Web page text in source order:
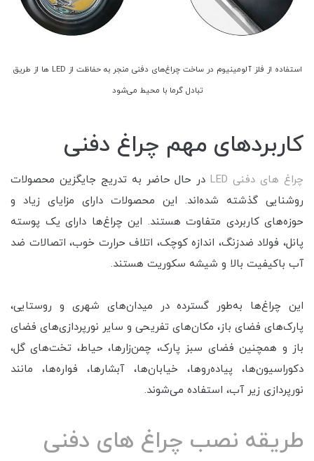
استفاده از فلز آلومینیوم در ساخت چراغ‌های دفنی منجر به حفاظت از LED ها از طریق
تبادل گرما با محیط می‌شود
کاربردهای مهم چراغ دفنی
چراغ های دفنی LED
در حال حاضر به تدریج جایگزین محصولات
روشنایی گذشته شده‌اند. این محصولات دارای مزایای زیاد و
حوزه‌های کاربردی متفاوت هستند. این چراغ‌ها دارای یک پوسته
پانل، فولاد ضدزنگ، اندازه کوچک، اتلاف حرارت خوب، اتصالات ضد
آب باکیفیت بالا و شیشه سکوریت هستند.
این چراغ‌ها به‌طور گسترده در میدان‌های شهری و روستایی،
پارک‌های فضای باز، مکان‌های تفریحی و سایر نورپردازی‌های فضای
باز و همچنین فضای سبز پارک، چمن‌زارها، حیاط، تخت‌های گل،
دکوراسیون‌ها، پیاده‌روها، خیابان‌ها، آبشارها، فواره‌ها، مانند
نورپردازی زیر آب، استفاده می‌شوند.
طریقه نصب چراغ های دفنی